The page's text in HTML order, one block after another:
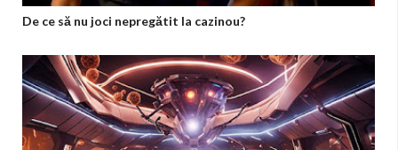
De ce să nu joci nepregătit la cazinou?